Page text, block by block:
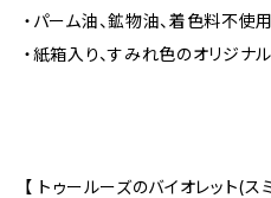
・パーム油、鉱物油、着色料不使用
・紙箱入り、すみれ色のオリジナ
【 トゥールーズのバイオレット(ス